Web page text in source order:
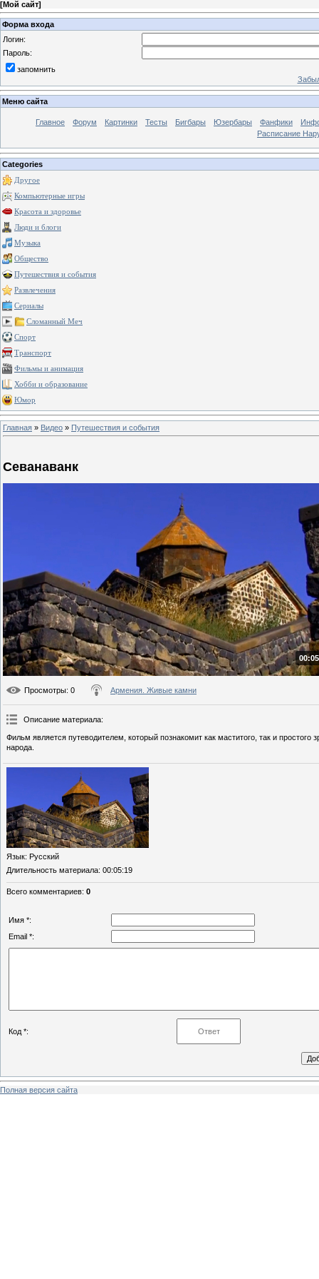
[Мой сайт]
Форма входа
Логин:
Пароль:
запомнить
Меню сайта
Главное Форум Картинки Тесты Бигбары Юзербары Фанфики
Расписание
Categories
Другое
Компьютерные игры
Красота и здоровье
Люди и блоги
Музыка
Общество
Путешествия и события
Развлечения
Сериалы
Сломанный Меч
Спорт
Транспорт
Фильмы и анимация
Хобби и образование
Юмор
Главная » Видео » Путешествия и события
Севанаванк
Просмотры: 0 Армения. Живые камни
Описание материала:
Фильм является путеводителем, который познакомит как маститого, так и
народа.
Язык: Русский
Длительность материала: 00:05:19
Всего комментариев: 0
Имя *:
Email *:
Код *:
Полная версия сайта